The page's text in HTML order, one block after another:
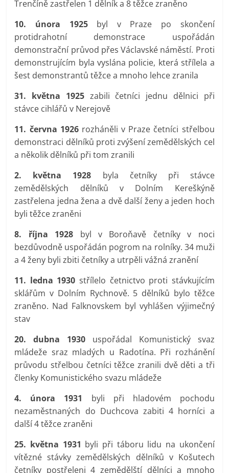
Trenčíně zastřelen 1 dělník a 8 těžce zraněno
10. února 1925byl v Praze po skončení
protidrahotní demonstrace uspořádán
demonstrační průvod přes Václavské náměstí. Proti
demonstrujícím byla vyslána policie, která střílela a
šest demonstrantů těžce a mnoho lehce zranila
31. května 1925zabili četníci jednu dělnici při
stávce cihlářů v Nerejově
11. června 1926rozháněli v Praze četníci střelbou
demonstraci dělníků proti zvýšení zemědělských cel
a několik dělníků při tom zranili
2. května 1928 byla četníky při stávce
zemědělských dělníků v Dolním Kereškýně
zastřelena jedna žena a dvě další ženy a jeden hoch
byli těžce zraněni
8. října 1928 byl v Boroňavě četníky v noci
bezdůvodně uspořádán pogrom na rolníky. 34 muži
a 4 ženy byli zbiti četníky a utrpěli vážná zranění
11. ledna 1930 střílelo četnictvo proti stávkujícím
sklářům v Dolním Rychnově. 5 dělníků bylo těžce
zraněno. Nad Falknovskem byl vyhlášen výjimečný
stav
20. dubna 1930 uspořádal Komunistický svaz
mládeže sraz mladých u Radotína. Při rozhánění
průvodu střelbou četníci těžce zranili dvě děti a tři
členky Komunistického svazu mládeže
4. února 1931
byli při hladovém pochodu
nezaměstnaných do Duchcova zabiti 4 horníci a
další 4 těžce zraněni
25. května 1931 byli při táboru lidu na ukončení
vítězné stávky zemědělských dělníků v Košutech
četníky postřeleni 4 zemědělští dělníci a mnoho